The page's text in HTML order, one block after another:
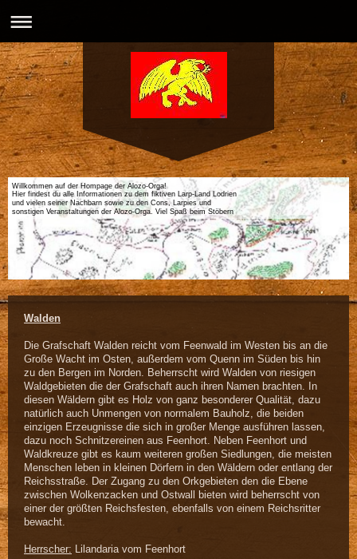
Willkommen auf der Hompage der Alozo-Orga!
Hier findest du alle Informationen zu dem fiktiven Larp-Land Lodrien
und vielen seiner Nachbarn sowie zu den Cons, Larpies und
sonstigen Veranstaltungen der Alozo-Orga. Viel Spaß beim Stöbern
Walden
Die Grafschaft Walden reicht vom Feenwald im Westen bis an die
Große Wacht im Osten, außerdem vom Quenn im Süden bis hin
zu den Bergen im Norden. Beherrscht wird Walden von riesigen
Waldgebieten die der Grafschaft auch ihren Namen brachten. In
diesen Wäldern gibt es Holz von ganz besonderer Qualität, dazu
natürlich auch Unmengen von normalem Bauholz, die beiden
einzigen Erzeugnisse die sich in großer Menge ausführen lassen,
dazu noch Schnitzereinen aus Feenhort. Neben Feenhort und
Waldkreuze gibt es kaum weiteren großen Siedlungen, die meisten
Menschen leben in kleinen Dörfern in den Wäldern oder entlang der
Reichsstraße. Der Zugang zu den Orkgebieten den die Ebene
zwischen Wolkenzacken und Ostwall bieten wird beherrscht von
einer der größten Reichsfesten, ebenfalls von einem Reichsritter
bewacht.
Herrscher: Lilandaria vom Feenhort